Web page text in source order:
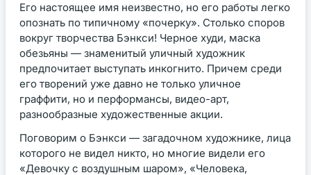
Его настоящее имя неизвестно, но его работы легко
опознать по типичному «почерку». Столько споров
вокруг творчества Бэнкси! Черное худи, маска
обезьяны — знаменитый уличный художник
предпочитает выступать инкогнито. Причем среди
его творений уже давно не только уличное
граффити, но и перформансы, видео-арт,
разнообразные художественные акции.
Поговорим о Бэнкси — загадочном художнике, лица
которого не видел никто, но многие видели его
«Девочку с воздушным шаром», «Человека,